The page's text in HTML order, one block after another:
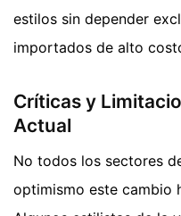
estilos sin depender
importados de alto
Críticas y
Actual
No todos los sectores
optimismo este cambio